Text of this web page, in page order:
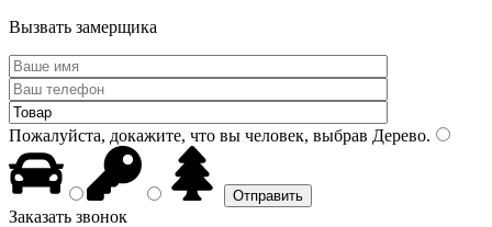
Вызвать замерщика
Пожалуйста, докажите, что вы человек, выбрав Дерево.
Заказать звонок